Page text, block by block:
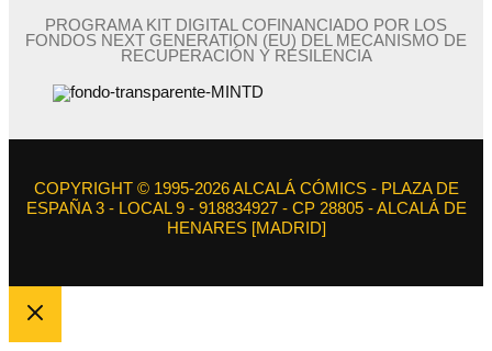
PROGRAMA KIT DIGITAL COFINANCIADO POR LOS
FONDOS NEXT GENERATION (EU) DEL MECANISMO DE
RECUPERACIÓN Y RESILENCIA
COPYRIGHT © 1995-2026 ALCALÁ CÓMICS - PLAZA DE
ESPAÑA 3 - LOCAL 9 - 918834927 - CP 28805 - ALCALÁ DE
HENARES [MADRID]